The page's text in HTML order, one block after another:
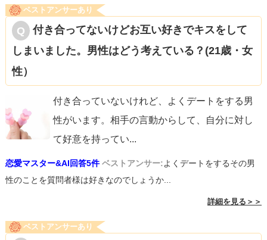
ベストアンサーあり
付き合ってないけどお互い好きでキスをして
しまいました。男性はどう考えている？(21歳・女
性）
付き合っていないけれど、よくデートをする男
性がいます。相手の言動からして、自分に対し
て好意を持ってい...
恋愛マスター&AI回答5件 ベストアンサー:よくデートをするその男
性のことを質問者様は好きなのでしょうか...
詳細を見る＞＞
ベストアンサーあり